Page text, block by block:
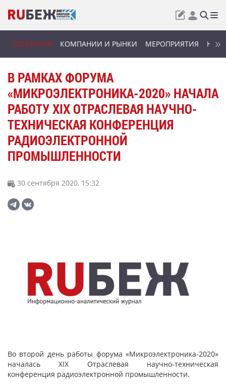
ГОССЕКТОР КОМПАНИИ И РЫНКИ МЕРОПРИЯТИЯ
В РАМКАХ ФОРУМА
«МИКРОЭЛЕКТРОНИКА-2020» НАЧАЛА
РАБОТУ XIX ОТРАСЛЕВАЯ НАУЧНО-
ТЕХНИЧЕСКАЯ КОНФЕРЕНЦИЯ
РАДИОЭЛЕКТРОННОЙ
ПРОМЫШЛЕННОСТИ
30 сентября 2020, 15:32
Во второй день работы форума «Микроэлектроника-2020»
началась XIX Отраслевая научно-техническая
конференция радиоэлектронной промышленности.